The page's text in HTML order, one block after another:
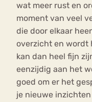
wat meer rust en
moment van veel
die door elkaar
overzicht en wordt
kan dan heel fijn
eenzijdig aan het
goed om er het
je nieuwe